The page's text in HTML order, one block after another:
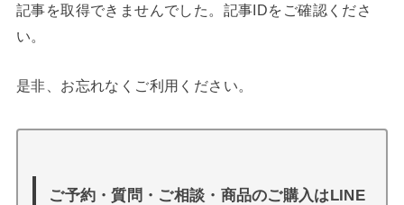
記事を取得できませんでした。記事IDをご確認くださ
い。
是非、お忘れなくご利用ください。
ご予約・質問・ご相談・商品のご購入はLINE